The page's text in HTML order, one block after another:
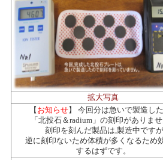
拡大写真
【 お知らせ】 今回分は急いで製造し
「北投石＆radium」の刻印がありませ
刻印を刻んだ製品は,製造中ですが
逆に刻印ないため体積が多くなるため
するはずです。